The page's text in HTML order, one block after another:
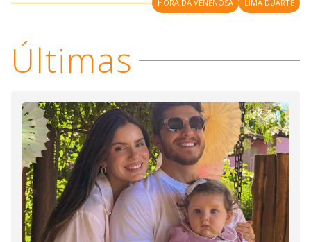
d
e
o
HORA DA VENENOSA LIMA DUARTE
Últimas